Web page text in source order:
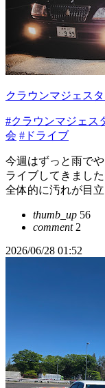
クラウンマジェスタ
#クラウンマジェス
会 #ドライブ
今週はずっと雨で
ライブしてきまし
全体的に汚れが目
thumb_up 56
comment2
2026/06/28 01:52